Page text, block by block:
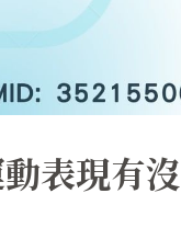
表現有沒